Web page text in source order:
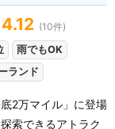
4.12 (10件)
雨でもOK
ランド
2万マイル」に登場
索できるアトラク